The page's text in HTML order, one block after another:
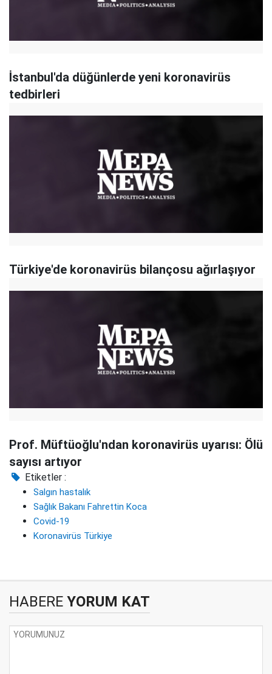
İstanbul'da düğünlerde yeni koronavirüs
tedbirleri
Türkiye'de koronavirüs bilançosu ağırlaşıyor
Prof. Müftüoğlu'ndan koronavirüs uyarısı: Ölü
sayısı artıyor
Etiketler :
Salgın hastalık
Sağlık Bakanı Fahrettin Koca
Covid-19
Koronavirüs Türkiye
HABERE YORUM KAT